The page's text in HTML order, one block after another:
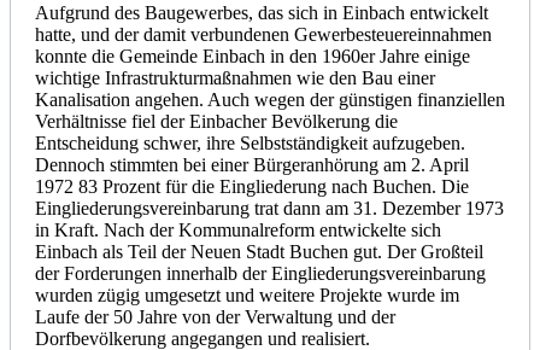
Aufgrund des Baugewerbes, das sich in Einbach entwickelt
hatte, und der damit verbundenen Gewerbesteuereinnahmen
konnte die Gemeinde Einbach in den 1960er Jahre einige
wichtige Infrastrukturmaßnahmen wie den Bau einer
Kanalisation angehen. Auch wegen der günstigen finanziellen
Verhältnisse fiel der Einbacher Bevölkerung die
Entscheidung schwer, ihre Selbstständigkeit aufzugeben.
Dennoch stimmten bei einer Bürgeranhörung am 2. April
1972 83 Prozent für die Eingliederung nach Buchen. Die
Eingliederungsvereinbarung trat dann am 31. Dezember 1973
in Kraft. Nach der Kommunalreform entwickelte sich
Einbach als Teil der Neuen Stadt Buchen gut. Der Großteil
der Forderungen innerhalb der Eingliederungsvereinbarung
wurden zügig umgesetzt und weitere Projekte wurde im
Laufe der 50 Jahre von der Verwaltung und der
Dorfbevölkerung angegangen und realisiert.